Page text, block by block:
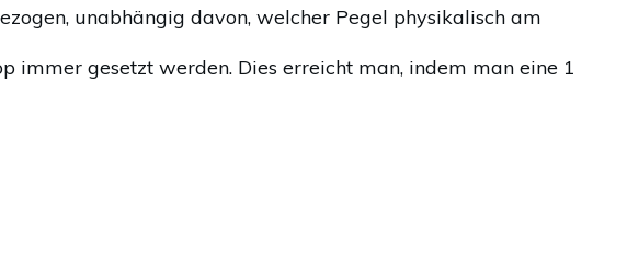
unabhängig davon, welcher Pegel physikalisch am
immer gesetzt werden. Dies erreicht man, indem man eine 1